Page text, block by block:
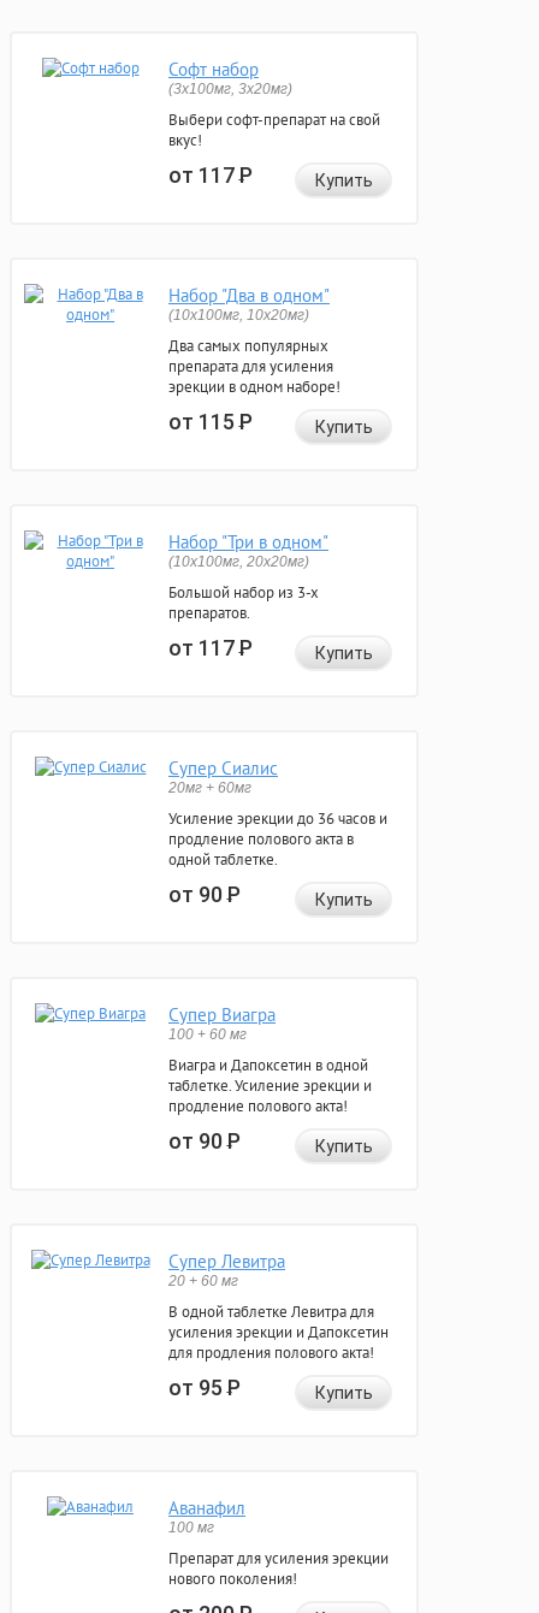
Софт набор
(3x100мг, 3x20мг)
Выбери софт-препарат на свой
вкус!
от 117Р Купить
Набор "Два в одном"
(10x100мг, 10x20мг)
Два самых популярных
препарата для усиления
эрекции в одном наборе!
от 115Р Купить
Набор "Три в одном"
(10x100мг, 20x20мг)
Большой набор из 3-х
препаратов.
от 117Р Купить
Супер Сиалис
20мг + 60мг
Усиление эрекции до 36 часов и
продление полового акта в
одной таблетке.
от 90Р Купить
Супер Виагра
100 + 60 мг
Виагра и Дапоксетин в одной
таблетке. Усиление эрекции и
продление полового акта!
от 90Р Купить
Супер Левитра
20 + 60 мг
В одной таблетке Левитра для
усиления эрекции и Дапоксетин
для продления полового акта!
от 95Р Купить
Аванафил
100 мг
Препарат для усиления эрекции
нового поколения!